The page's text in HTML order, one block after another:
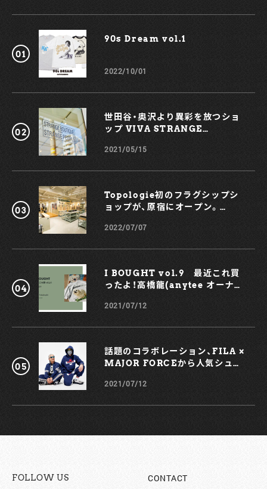
インナップするとのこと。 46,200円（税込） 29,700円（税込）
6,050円（税込） 急に降り始める雨にも、負けず。秋の変わりや
すい天候にもしっかり対応してくれるアイテムたちに注目だ。
発売は9月9日（日）、マーガレット・ハウエルの各店舗と公式オ
ンラインストアにて。 https://www.youtube.com/watch?
v=6Kl7lQHGZr0 【お問い合わせ】
www.margarethowell.jp
90s Dream vol.1￼
2022/10/01
世田谷・奥沢より異彩を放つショ
ップ VIVA STRANGE
2021/05/15
Topologie初のフラグシップシ
ョップが、原宿にオープン。
も！
2022/07/07
I BOUGHT vol.9 最近これ買
ったよ！高橋龍(anytee オーナ
2021/07/12
話題のコラボレーション、FILA ×
MAJOR FORCEから人気シュー
2021/07/12
FOLLOW US CONTACT